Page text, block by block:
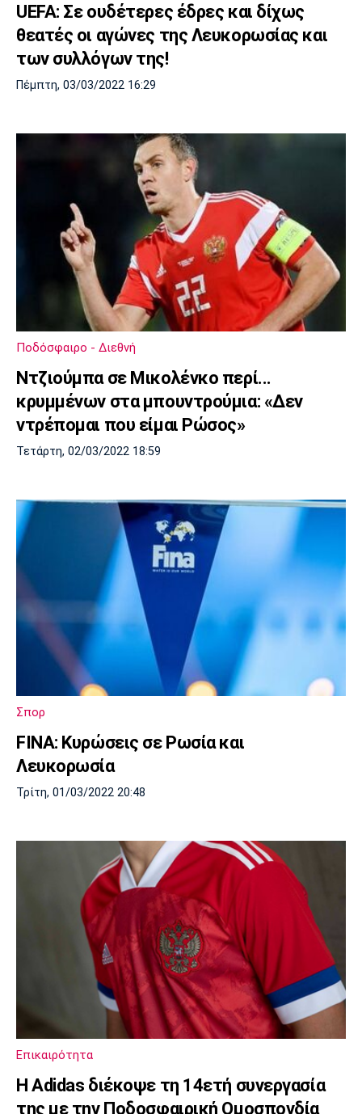
UEFA: Σε ουδέτερες έδρες και δίχως
θεατές οι αγώνες της Λευκορωσίας και
των συλλόγων της!
Πέμπτη, 03/03/2022 16:29
Ποδόσφαιρο - Διεθνή
Ντζιούμπα σε Μικολένκο περί...
κρυμμένων στα μπουντρούμια: «Δεν
ντρέπομαι που είμαι Ρώσος»
Τετάρτη, 02/03/2022 18:59
Σπορ
FINA: Κυρώσεις σε Ρωσία και
Λευκορωσία
Τρίτη, 01/03/2022 20:48
Επικαιρότητα
Η Adidas διέκοψε τη 14ετή συνεργασία
της με την Ποδοσφαιρική Ομοσπονδία